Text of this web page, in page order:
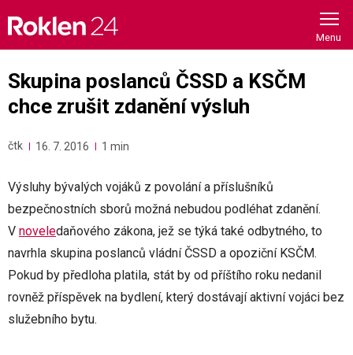
content
Skupina poslanců ČSSD a KSČM
chce zrušit zdanění výsluh
čtk 16. 7. 2016 1 min
Výsluhy bývalých vojáků z povolání a příslušníků
bezpečnostních sborů možná nebudou podléhat zdanění.
V noveledaňového zákona, jež se týká také odbytného, to
navrhla skupina poslanců vládní ČSSD a opoziční KSČM.
Pokud by předloha platila, stát by od příštího roku nedanil
rovněž příspěvek na bydlení, který dostávají aktivní vojáci bez
služebního bytu.